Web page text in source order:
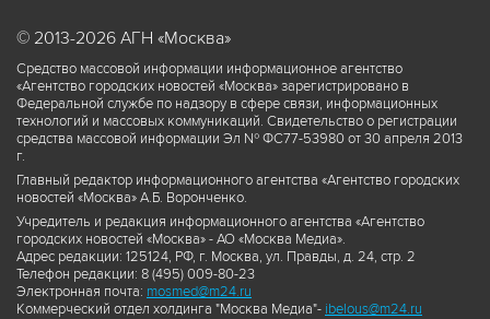
© 2013-2026 АГН «Москва»
Средство массовой информации информационное агентство
«Агентство городских новостей «Москва» зарегистрировано в
Федеральной службе по надзору в сфере связи, информационных
технологий и массовых коммуникаций. Свидетельство о регистрации
средства массовой информации Эл № ФС77-53980 от 30 апреля 2013
г.
Главный редактор информационного агентства «Агентство городских
новостей «Москва» А.Б. Воронченко.
Учредитель и редакция информационного агентства «Агентство
городских новостей «Москва» - АО «Москва Медиа».
Адрес редакции: 125124, РФ, г. Москва, ул. Правды, д. 24, стр. 2
Телефон редакции: 8 (495) 009-80-23
Электронная почта: mosmed@m24.ru
Коммерческий отдел холдинга "Москва Медиа"- ibelous@m24.ru